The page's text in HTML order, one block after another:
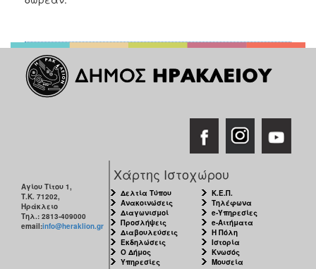
Αγίου Τίτου 1,
Τ.Κ. 71202,
Ηράκλειο
Τηλ.: 2813-409000
email:info@heraklion.gr
Χάρτης Ιστοχώρου
Δελτία Τύπου
Ανακοινώσεις
Διαγωνισμοί
Προσλήψεις
Διαβουλεύσεις
Εκδηλώσεις
Ο Δήμος
Υπηρεσίες
Κ.Ε.Π.
Τηλέφωνα
e-Υπηρεσίες
e-Αιτήματα
Η Πόλη
Ιστορία
Κνωσός
Μουσεία